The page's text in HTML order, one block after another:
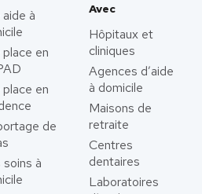
à
en
en
de
soins à
Avec
Hôpitaux et
cliniques
Agences d’aide
à domicile
Maisons de
retraite
Centres
dentaires
Laboratoires